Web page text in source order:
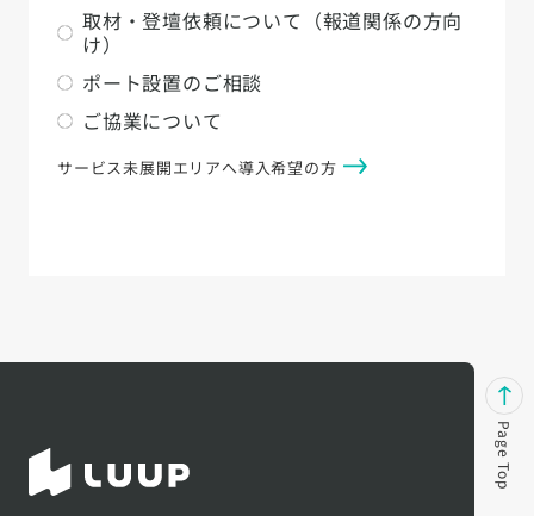
取材・登壇依頼について（報道関係の方向
け）
ポート設置のご相談
ご協業について
サービス未展開エリアへ導入希望の方
Page Top